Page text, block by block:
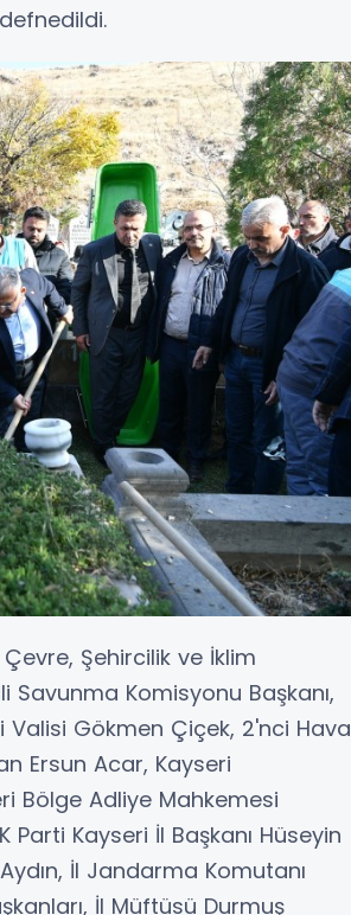
Şehircilik ve İklim
Savunma Komisyonu Başkanı,
Valisi Gökmen Çiçek, 2'nci Hava
Ersun Acar, Kayseri
Bölge Adliye Mahkemesi
Kayseri İl Başkanı Hüseyin
İl Jandarma Komutanı
İl Müftüsü Durmuş